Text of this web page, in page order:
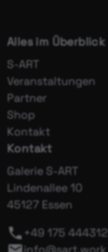
Alles im Überblick
S-ART
Veranstaltungen
Partner
Shop
Kontakt
Kontakt
Galerie S-ART
Lindenallee 10
45127 Essen
+49 175